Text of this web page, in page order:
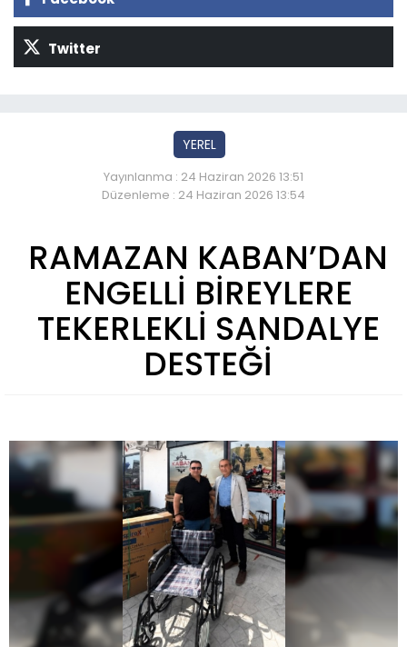
Twitter
YEREL
Yayınlanma : 24 Haziran 2026 13:51
Düzenleme : 24 Haziran 2026 13:54
RAMAZAN KABAN’DAN
ENGELLİ BİREYLERE
TEKERLEKLİ SANDALYE
DESTEĞİ